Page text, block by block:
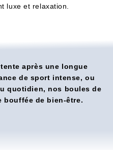
luxe et relaxation.
après une longue
de sport intense, ou
quotidien, nos boules de
bouffée de bien-être.